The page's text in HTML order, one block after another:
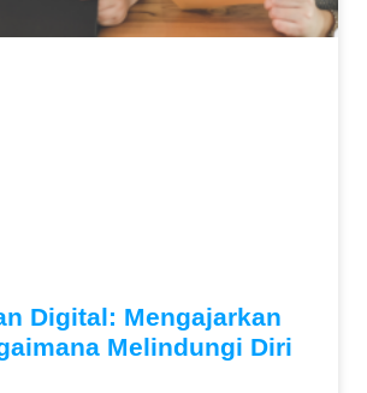
Digital: Mengajarkan
Melindungi Diri